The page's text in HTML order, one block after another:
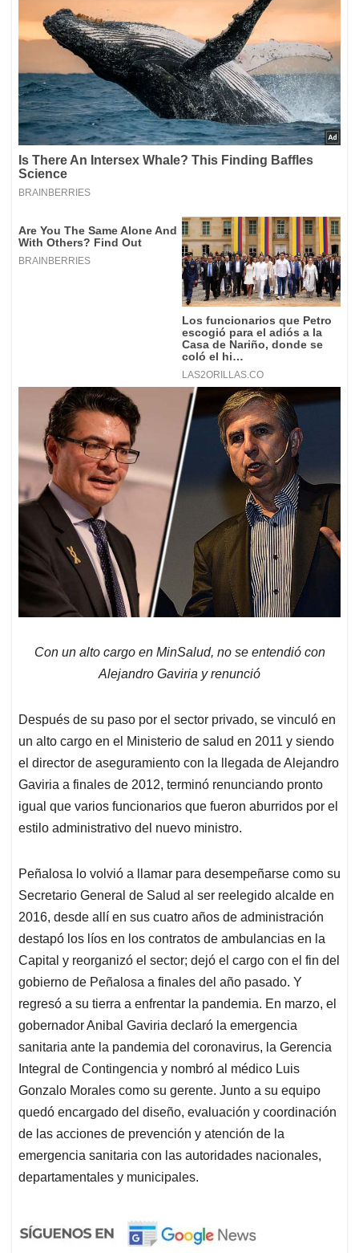
Con un alto cargo en MinSalud, no se entendió con
Alejandro Gaviria y renunció
Después de su paso por el sector privado, se vinculó en
un alto cargo en el Ministerio de salud en 2011 y siendo
el director de aseguramiento con la llegada de Alejandro
Gaviria a finales de 2012, terminó renunciando pronto
igual que varios funcionarios que fueron aburridos por el
estilo administrativo del nuevo ministro.
Peñalosa lo volvió a llamar para desempeñarse como su
Secretario General de Salud al ser reelegido alcalde en
2016, desde allí en sus cuatro años de administración
destapó los líos en los contratos de ambulancias en la
Capital y reorganizó el sector; dejó el cargo con el fin del
gobierno de Peñalosa a finales del año pasado. Y
regresó a su tierra a enfrentar la pandemia. En marzo, el
gobernador Anibal Gaviria declaró la emergencia
sanitaria ante la pandemia del coronavirus, la Gerencia
Integral de Contingencia y nombró al médico Luis
Gonzalo Morales como su gerente. Junto a su equipo
quedó encargado del diseño, evaluación y coordinación
de las acciones de prevención y atención de la
emergencia sanitaria con las autoridades nacionales,
departamentales y municipales.